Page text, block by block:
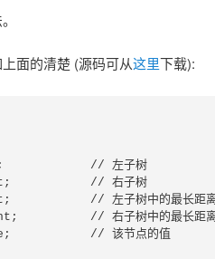
面的清楚 (源码可从这里下载):